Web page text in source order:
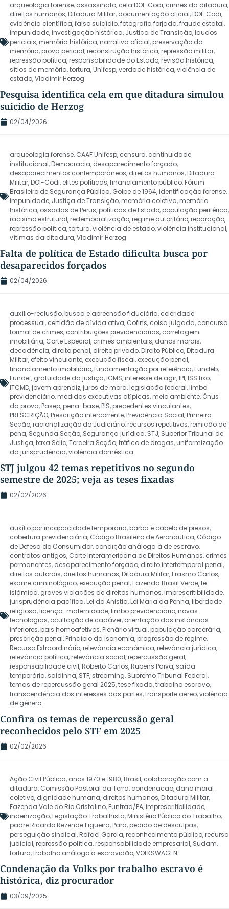
arqueologia forense, assassinato, cela DOI-Codi, crimes da ditadura,
direitos humanos,Ditadura Militar, documentação oficial,DOI-Codi,
evidência científica,falso suicídio,fotografia forjada,fraude estatal,
impunidade,investigação histórica, Justiça de Transição,laudos
periciais,memória histórica,narrativa oficial,preservação da
memória,prova pericial,reconstrução histórica,repressão militar,
repressão política,responsabilidade do Estado,revisão histórica,
sítios de memória,tortura,Unifesp,verdade histórica,violência de
estado,Vladimir Herzog
Pesquisa identifica cela em que ditadura simulou
suicídio de Herzog
02/04/2026
arqueologia forense, CAAF Unifesp, censura, continuidade
institucional,Democracia, desaparecimento forçado,
desaparecimentos contemporâneos, direitos humanos,Ditadura
Militar,DOI-Codi, elites políticas,financiamento público,Fórum
Brasileiro de Segurança Pública, Golpe de 1964,identificação forense,
impunidade, Justiça de Transição,memória coletiva,memória
histórica, ossadas de Perus,políticas de Estado,população periférica,
racismo estrutural,redemocratização,regime autoritário,reparação,
repressão política,tortura,violência de estado,violência institucional,
vítimas da ditadura,Vladimir Herzog
Falta de política de Estado dificulta busca por
desaparecidos forçados
02/04/2026
auxílio-reclusão,busca e apreensão fiduciária, celeridade
processual, certidão de dívida ativa, Cofins, coisa julgada, concurso
formal de crimes, contribuições previdenciárias, corretagem
imobiliária, Corte Especial, crimes ambientais, danos morais,
decadência, direito penal, direito privado,Direito Público,Ditadura
Militar, efeito vinculante, execução fiscal, execução penal,
financiamento imobiliário,fundamentação por referência,Fundeb,
Fundef, gratuidade da justiça,ICMS,interesse de agir,IPI,ISS fixo,
ITCMD,jovem aprendiz,juros de mora,legislação federal,limbo
previdenciário,medidas executivas atípicas,meio ambiente, Ônus
da prova,Pasep,pena-base,PIS,precedentes vinculantes,
PRESCRIÇÃO,Prescrição intercorrente,Previdência Social,Primeira
Seção,racionalização do Judiciário,recursos repetitivos,remição de
pena, Segunda Seção, Segurança jurídica, STJ, Superior Tribunal de
Justiça,taxa Selic,Terceira Seção,tráfico de drogas,uniformização
da jurisprudência,violência doméstica
STJ julgou 42 temas repetitivos no segundo
semestre de 2025; veja as teses fixadas
02/02/2026
auxílio por incapacidade temporária,barba e cabelo de presos,
cobertura previdenciária, Código Brasileiro de Aeronáutica, Código
de Defesa do Consumidor, condição análoga à de escravo,
contratos antigos, Corte Interamericana de Direitos Humanos, crimes
permanentes, desaparecimento forçado, direito intertemporal penal,
direitos autorais, direitos humanos,Ditadura Militar,Erasmo Carlos,
exame criminológico, execução penal,Fazenda Brasil Verde,fé
islâmica, graves violações de direitos humanos,imprescritibilidade,
jurisprudência pacífica,Lei da Anistia,Lei Maria da Penha,liberdade
religiosa,licença-maternidade,limbo previdenciário,novas
tecnologias, ocultação de cadáver, orientação das instâncias
inferiores,pais homoafetivos,Plenário virtual,população carcerária,
prescrição penal,Princípio da isonomia,progressão de regime,
Recurso Extraordinário,relevância econômica,relevância jurídica,
relevância política,relevância social,repercussão geral,
responsabilidade civil,Roberto Carlos,Rubens Paiva, saída
temporária, saidinha, STF, streaming, Supremo Tribunal Federal,
temas de repercussão geral 2025,tese fixada,trabalho escravo,
transcendência dos interesses das partes,transporte aéreo,violência
de gênero
Confira os temas de repercussão geral
reconhecidos pelo STF em 2025
02/02/2026
Ação Civil Pública, anos 1970 e 1980,Brasil, colaboração com a
ditadura, Comissão Pastoral da Terra, condenacao, dano moral
coletivo, dignidade humana, direitos humanos,Ditadura Militar,
Fazenda Vale do Rio Cristalino,Funtrad/PA,imprescritibilidade,
indenização,Legislação Trabalhista,Ministério Público do Trabalho,
padre Ricardo Rezende Figueira,Pará,pedido de desculpas,
perseguição sindical,Rafael Garcia,reconhecimento público,recurso
judicial,repressão política,responsabilidade empresarial, Sudam,
tortura,trabalho análogo à escravidão,VOLKSWAGEN
Condenação da Volks por trabalho escravo é
histórica, diz procurador
03/09/2025